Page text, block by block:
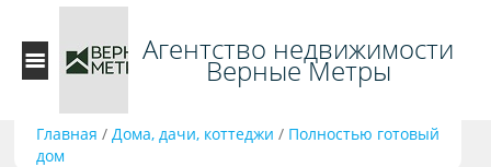
Агентство недвижимости
Верные Метры
Главная /Дома, дачи, коттеджи / Полностью готовый
дом